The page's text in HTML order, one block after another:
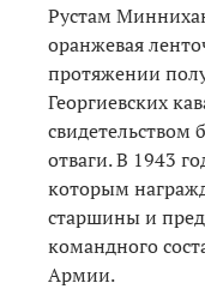
Рустам
оранжевая
протяжении
Георгиевских
свидетельством
отваги. В 1943
которым
старшины и
командного
Армии.